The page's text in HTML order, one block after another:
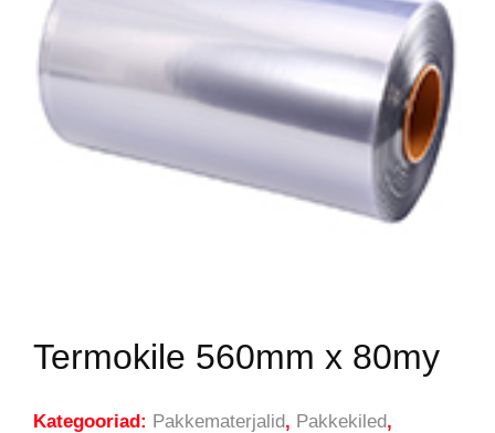
Termokile 560mm x 80my
Kategooriad: Pakkematerjalid, Pakkekiled,